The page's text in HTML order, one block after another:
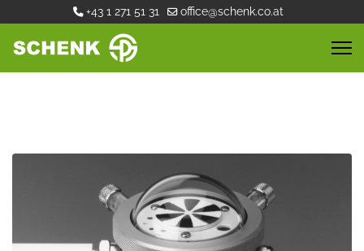
+43 1 271 51 31 office@schenk.co.at